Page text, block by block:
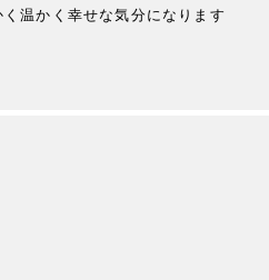
温かく幸せな気分になります